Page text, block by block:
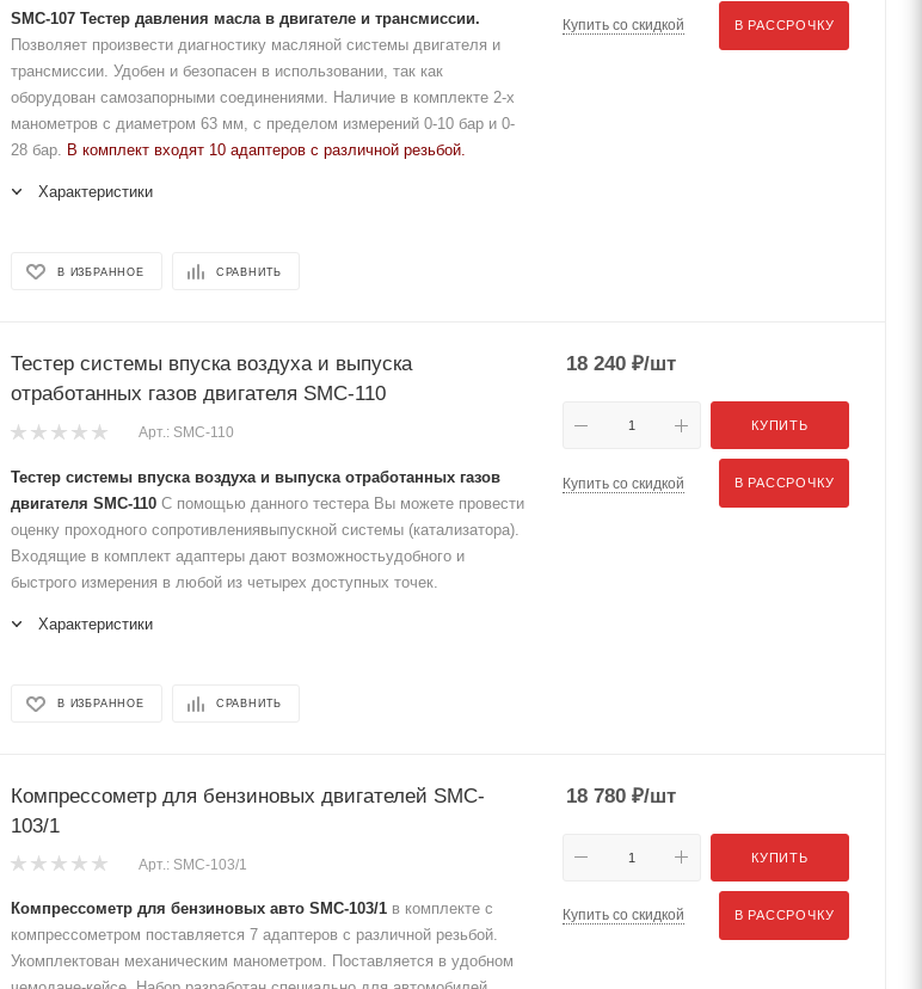
SMC-107 Тестер давления масла в двигателе и трансмиссии.
Позволяет произвести диагностику масляной системы двигателя и
трансмиссии. Удобен и безопасен в использовании, так как
оборудован самозапорными соединениями. Наличие в комплекте 2-х
манометров с диаметром 63 мм, с пределом измерений 0-10 бар и 0-
28 бар. В комплект входят 10 адаптеров с различной резьбой.
Характеристики
В ИЗБРАННОЕ СРАВНИТЬ
Купить со скидкой В РАССРОЧКУ
Тестер системы впуска воздуха и выпуска
отработанных газов двигателя SMC-110
Арт.: SMC-110
Тестер системы впуска воздуха и выпуска отработанных газов
двигателя SMC-110 С помощью данного тестера Вы можете провести
оценку проходного сопротивлениявыпускной системы (катализатора).
Входящие в комплект адаптеры дают возможностьудобного и
быстрого измерения в любой из четырех доступных точек.
Характеристики
В ИЗБРАННОЕ СРАВНИТЬ
18 240 ₽/шт
КУПИТЬ
Купить со скидкой В РАССРОЧКУ
Компрессометр для бензиновых двигателей SMC-
103/1
Арт.: SMC-103/1
Компрессометр для бензиновых авто SMC-103/1 в комплекте с
компрессометром поставляется 7 адаптеров с различной резьбой.
Укомплектован механическим манометром. Поставляется в удобном
18 780 ₽/шт
КУПИТЬ
Купить со скидкой В РАССРОЧКУ